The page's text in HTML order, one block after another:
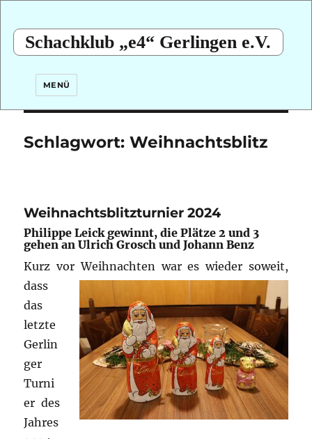
Schachklub „e4“ Gerlingen e.V.
MENÜ
Schlagwort:Weihnachtsblitz
Weihnachtsblitzturnier 2024
Philippe Leick gewinnt, die Plätze 2 und 3
gehen an Ulrich Grosch und Johann Benz
Kurz vor Weihnachten war es wieder soweit,
dass
das
letzte
Gerlin
ger
Turni
er des
Jahres